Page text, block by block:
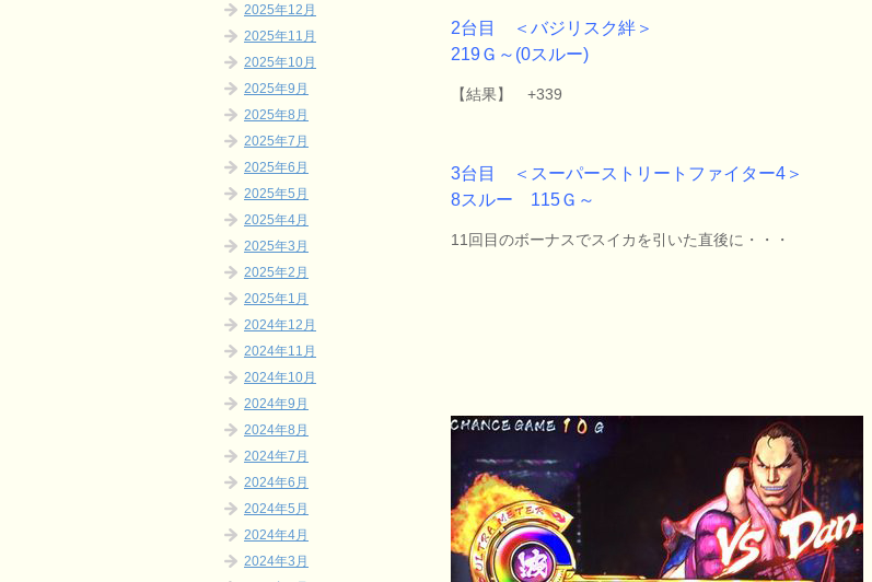
2台目 ＜バジリスク絆＞
219Ｇ～(0スルー)
【結果】 +339
3台目 ＜スーパーストリートファイター4＞
8スルー 115Ｇ～
11回目のボーナスでスイカを引いた直後に・・・
2025年12月
2025年11月
2025年10月
2025年9月
2025年8月
2025年7月
2025年6月
2025年5月
2025年4月
2025年3月
2025年2月
2025年1月
2024年12月
2024年11月
2024年10月
2024年9月
2024年8月
2024年7月
2024年6月
2024年5月
2024年4月
2024年3月